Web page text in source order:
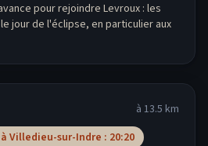
pour rejoindre Levroux : les
jour de l'éclipse, en particulier aux
à 13.5 km
Villedieu-sur-Indre : 20:20